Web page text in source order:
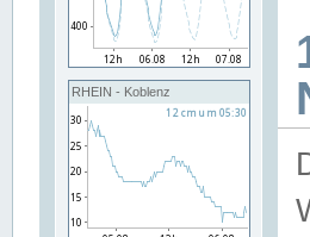
RHEIN - Koblenz